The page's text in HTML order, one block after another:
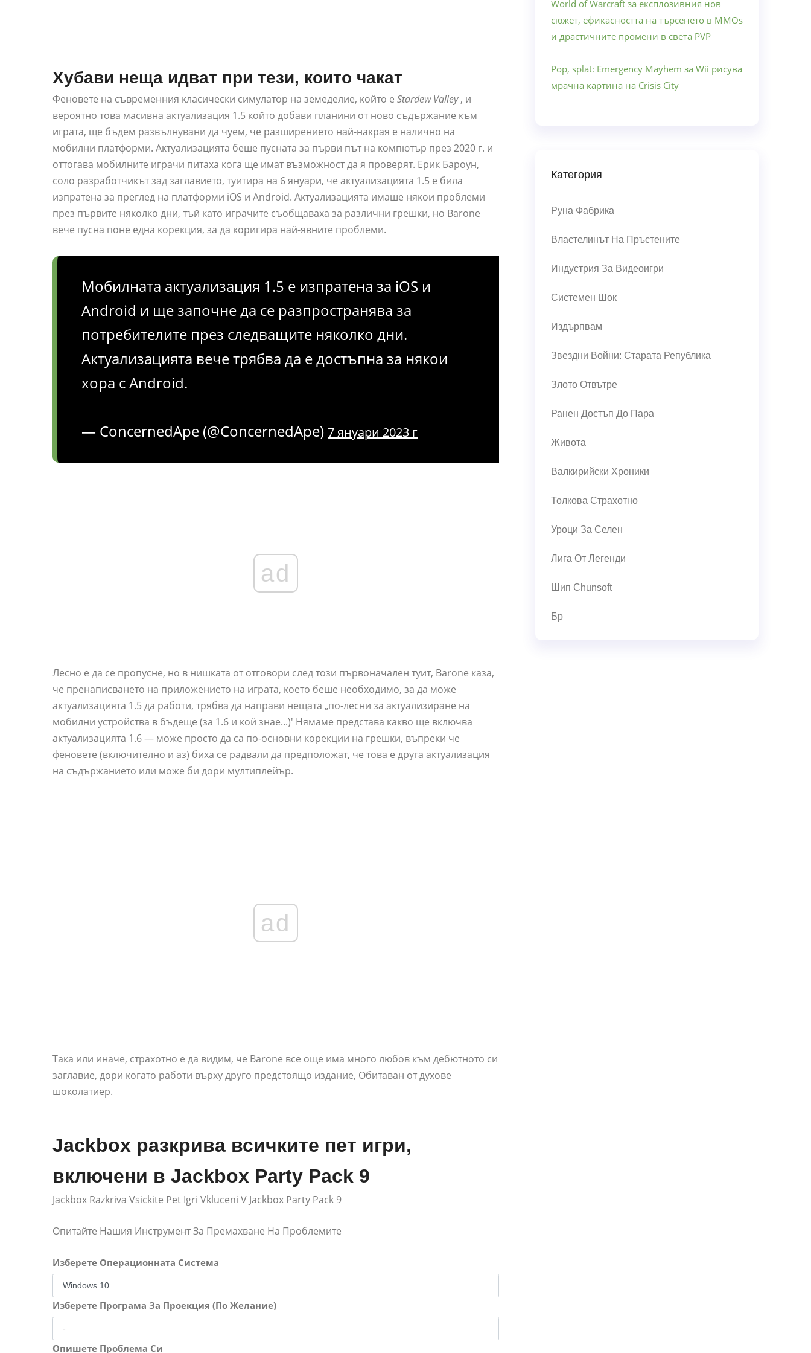
Хубави неща идват при тези, които чакат
Феновете на съвременния класически симулатор на земеделие, който е Stardew Valley, и
вероятно това масивна актуализация 1.5 който добави планини от ново съдържание към
играта, ще бъдем развълнувани да чуем, че разширението най-накрая е налично на
мобилни платформи. Актуализацията беше пусната за първи път на компютър през 2020 г. и
оттогава мобилните играчи питаха кога ще имат възможност да я проверят. Ерик Бароун,
соло разработчикът зад заглавието, туитира на 6 януари, че актуализацията 1.5 е била
изпратена за преглед на платформи iOS и Android. Актуализацията имаше някои проблеми
през първите няколко дни, тъй като играчите съобщаваха за различни грешки, но Barone
вече пусна поне една корекция, за да коригира най-явните проблеми.
Мобилната актуализация 1.5 е изпратена за iOS и
Android и ще започне да се разпространява за
потребителите през следващите няколко дни.
Актуализацията вече трябва да е достъпна за някои
хора с Android.
— ConcernedApe (@ConcernedApe) 7 януари 2023 г
ad
Лесно е да се пропусне, но в нишката от отговори след този първоначален туит, Barone каза,
че пренаписването на приложението на играта, което беше необходимо, за да може
актуализацията 1.5 да работи, трябва да направи нещата „по-лесни за актуализиране на
мобилни устройства в бъдеще (за 1.6 и кой знае...)' Нямаме представа какво ще включва
актуализацията 1.6 — може просто да са по-основни корекции на грешки, въпреки че
феновете (включително и аз) биха се радвали да предположат, че това е друга актуализация
на съдържанието или може би дори мултиплейър.
ad
Така или иначе, страхотно е да видим, че Barone все още има много любов към дебютното си
заглавие, дори когато работи върху друго предстоящо издание, Обитаван от духове
шоколатиер.
Jackbox разкрива всичките пет игри,
включени в Jackbox Party Pack 9
Jackbox Razkriva Vsickite Pet Igri Vkluceni V Jackbox Party Pack 9
Опитайте Нашия Инструмент За Премахване На Проблемите
Изберете Операционната Система
Изберете Програма За Проекция (По Желание)
Опишете Проблема Си
World of Warcraft за експлозивния нов
сюжет, ефикасността на търсенето в MMOs
и драстичните промени в света PVP
Pop, splat: Emergency Mayhem за Wii рисува
мрачна картина на Crisis City
Категория
Руна Фабрика
Властелинът На Пръстените
Индустрия За Видеоигри
Системен Шок
Издърпвам
Звездни Войни: Старата Република
Злото Отвътре
Ранен Достъп До Пара
Живота
Валкирийски Хроники
Толкова Страхотно
Уроци За Селен
Лига От Легенди
Шип Chunsoft
Бр